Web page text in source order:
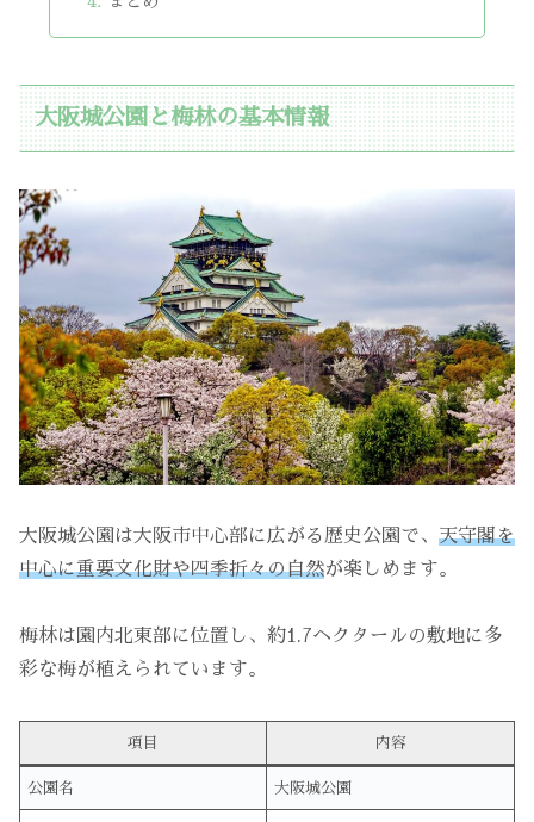
大阪城公園と梅林の基本情報
大阪城公園は大阪市中心部に広がる歴史公園で、 天守閣を
中心に重要文化財や四季折々の自然が楽しめます。
梅林は園内北東部に位置し、約1.7ヘクタールの敷地に多
彩な梅が植えられています。
項目 内容
公園名 大阪城公園